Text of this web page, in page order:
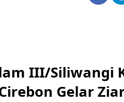
III/Siliwangi
Gelar